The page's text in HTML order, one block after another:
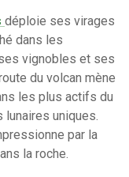
déploie ses virages
dans les
vignobles et ses
du volcan mène
les plus actifs du
lunaires uniques.
par la
la roche.